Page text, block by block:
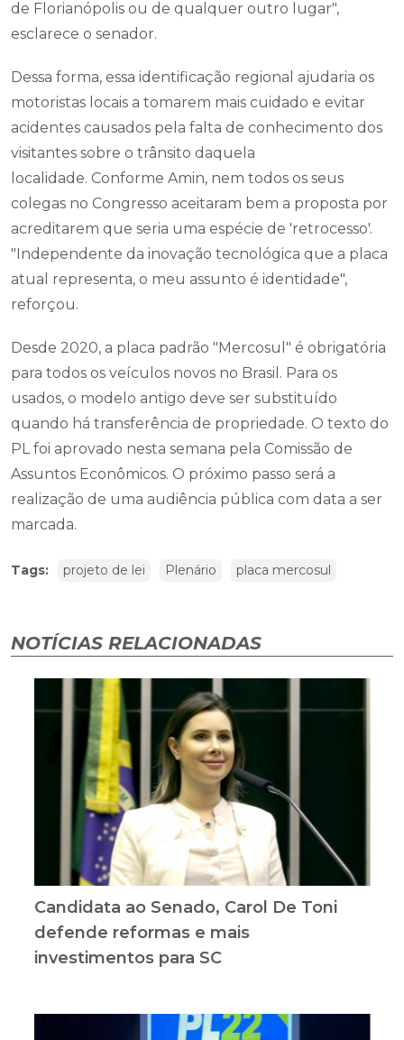
de Florianópolis ou de qualquer outro lugar",
esclarece o senador.
Dessa forma, essa identificação regional ajudaria os
motoristas locais a tomarem mais cuidado e evitar
acidentes causados pela falta de conhecimento dos
visitantes sobre o trânsito daquela
localidade. Conforme Amin, nem todos os seus
colegas no Congresso aceitaram bem a proposta por
acreditarem que seria uma espécie de 'retrocesso'.
"Independente da inovação tecnológica que a placa
atual representa, o meu assunto é identidade",
reforçou.
Desde 2020, a placa padrão "Mercosul" é obrigatória
para todos os veículos novos no Brasil. Para os
usados, o modelo antigo deve ser substituído
quando há transferência de propriedade. O texto do
PL foi aprovado nesta semana pela Comissão de
Assuntos Econômicos. O próximo passo será a
realização de uma audiência pública com data a ser
marcada.
Tags: projeto de lei Plenário placa mercosul
NOTÍCIAS RELACIONADAS
Candidata ao Senado, Carol De Toni
defende reformas e mais
investimentos para SC